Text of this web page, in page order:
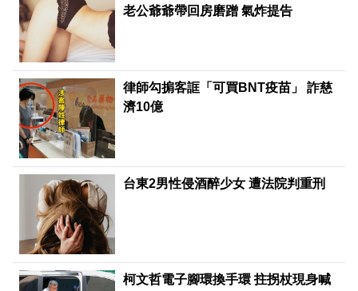
老公爺爺帶回房磨蹭 氣炸提告
律師勾掮客誆「可買BNT疫苗」 詐慈
濟10億
台東2男性侵酒醉少女 遭法院判重刑
柯文哲電子腳環換手環 拄拐杖現身喊